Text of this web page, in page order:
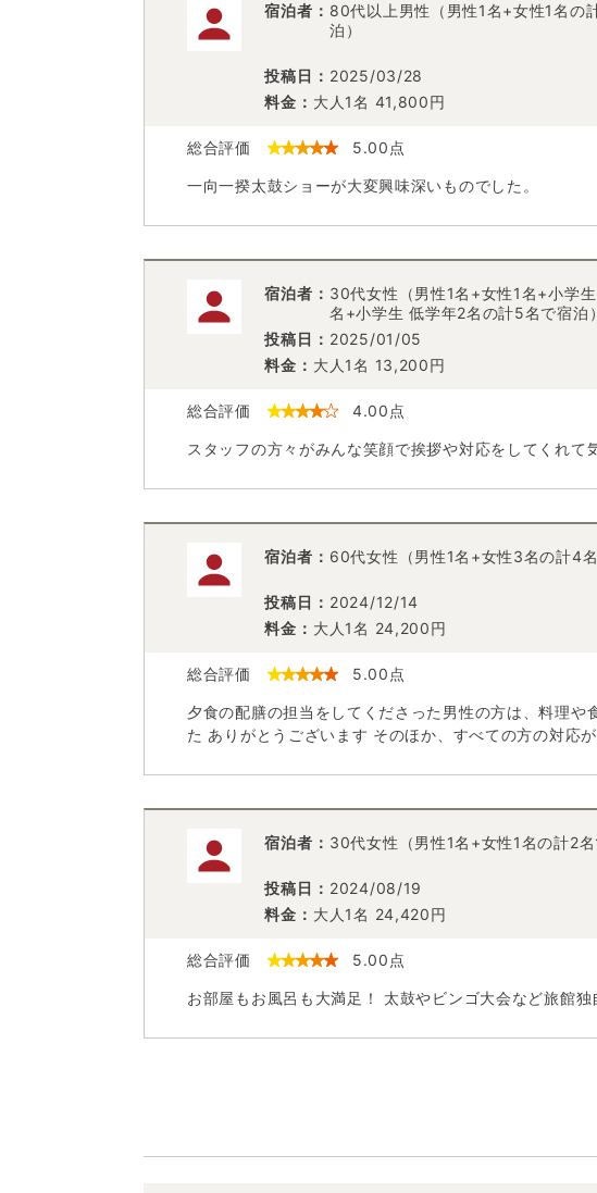
宿泊者： 80代以上男性（男性1名+女性1名の
泊）
料金： 大人1名 41,800円
投稿日： 2025/03/28
総合評価 5.00 点
一向一揆太鼓ショーが大変興味深いものでした。
宿泊者： 30代女性（男性1名+女性1名+小学
名+小学生 低学年2名の計5名で宿泊）
料金： 大人1名 13,200円
投稿日： 2025/01/05
総合評価 4.00 点
スタッフの方々がみんな笑顔で挨拶や対応をしてくれ
宿泊者： 60代女性（男性1名+女性3名の計4名
料金： 大人1名 24,200円
投稿日： 2024/12/14
総合評価 5.00 点
夕食の配膳の担当をしてくださった男性の方は、料理
た ありがとうございます そのほか、すべての方の対応
宿泊者： 30代女性（男性1名+女性1名の計2名
料金： 大人1名 24,420円
投稿日： 2024/08/19
総合評価 5.00 点
お部屋もお風呂も大満足！ 太鼓やビンゴ大会など旅館